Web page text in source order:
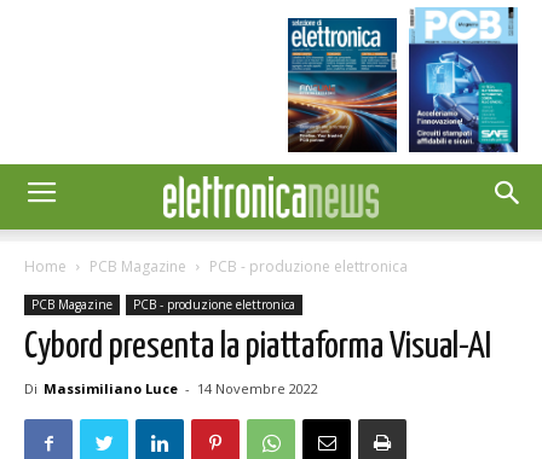
Home PCB Magazine PCB - produzione elettronica
PCB Magazine PCB - produzione elettronica
Cybord presenta la piattaforma Visual-AI
Di Massimiliano Luce - 14 Novembre 2022